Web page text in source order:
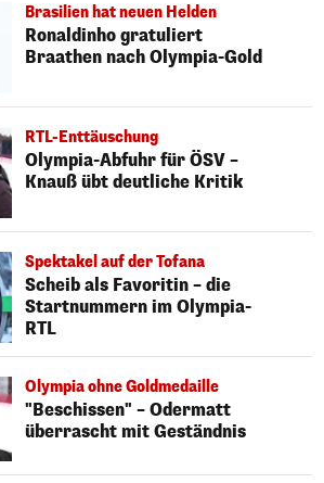
Brasilien hat neuen Helden
Ronaldinho gratuliert
Braathen nach Olympia-Gold
RTL-Enttäuschung
Olympia-Abfuhr für ÖSV –
Knauß übt deutliche Kritik
Spektakel auf der Tofana
Scheib als Favoritin – die
Startnummern im Olympia-
RTL
Olympia ohne Goldmedaille
"Beschissen" – Odermatt
überrascht mit Geständnis